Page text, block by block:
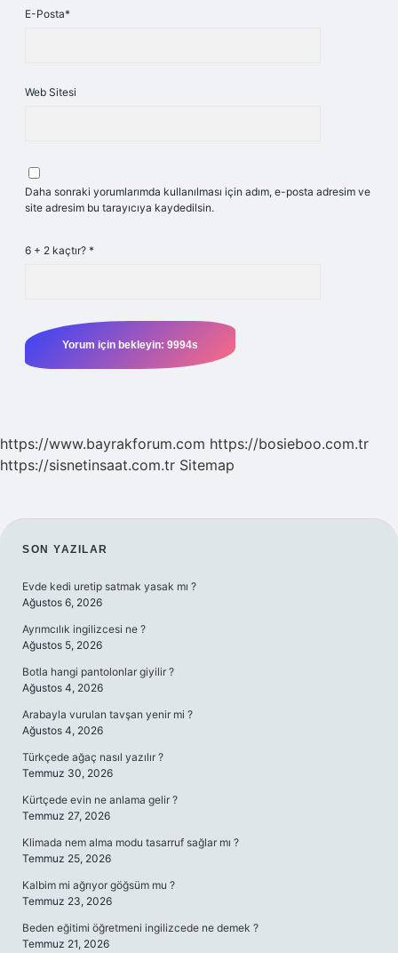
E-Posta*
Web Sitesi
Daha sonraki yorumlarımda kullanılması için adım, e-posta adresim ve
site adresim bu tarayıcıya kaydedilsin.
6 + 2 kaçtır? *
https://www.bayrakforum.com https://bosieboo.com.tr
https://sisnetinsaat.com.tr Sitemap
SIDEBAR
SON YAZILAR
Evde kedi uretip satmak yasak mı ?
Ağustos 6, 2026
Ayrımcılık ingilizcesi ne ?
Ağustos 5, 2026
Botla hangi pantolonlar giyilir ?
Ağustos 4, 2026
Arabayla vurulan tavşan yenir mi ?
Ağustos 4, 2026
Türkçede ağaç nasıl yazılır ?
Temmuz 30, 2026
Kürtçede evin ne anlama gelir ?
Temmuz 27, 2026
Klimada nem alma modu tasarruf sağlar mı ?
Temmuz 25, 2026
Kalbim mi ağrıyor göğsüm mu ?
Temmuz 23, 2026
Beden eğitimi öğretmeni ingilizcede ne demek ?
Temmuz 21, 2026